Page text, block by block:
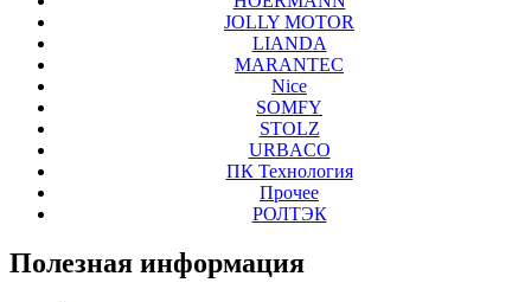
JOLLY MOTOR
LIANDA
MARANTEC
Nice
SOMFY
STOLZ
URBACO
ПК Технология
Прочее
РОЛТЭК
Полезная информация